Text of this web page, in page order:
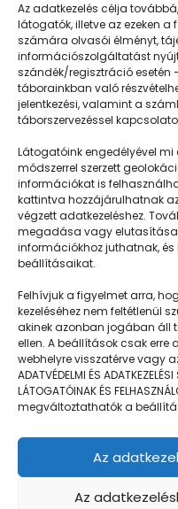
Az adatkezelés célja
látogatók, illetve az ezeken a
számára olvasói élményt,
információszolgáltatást
szándék/regisztráció esetén
táborainkban való
jelentkezési, valamint a
táborszervezéssel
Látogatóink engedélyével mi
módszerrel szerzett
információkat is
kattintva hozzájárulhatnak
végzett adatkezeléshez.
megadása vagy elutasítása
információkhoz juthatnak,
beállításaikat.
Felhívjuk a figyelmet arra,
kezeléséhez nem feltétlenül
akinek azonban jogában áll
ellen. A beállítások csak erre
webhelyre visszatérve vagy az
ADATVÉDELMI ÉS
LÁTOGATÓINAK ÉS
megváltoztathatók a
Az
Az
Navigáció
Táboringer
Egyveleg
GDPR | Adatvédelmi